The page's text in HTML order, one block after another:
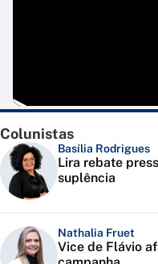
Colunistas
Basília Rodrigues
Lira rebate
suplência
Nathalia Fruet
Vice de Flávio